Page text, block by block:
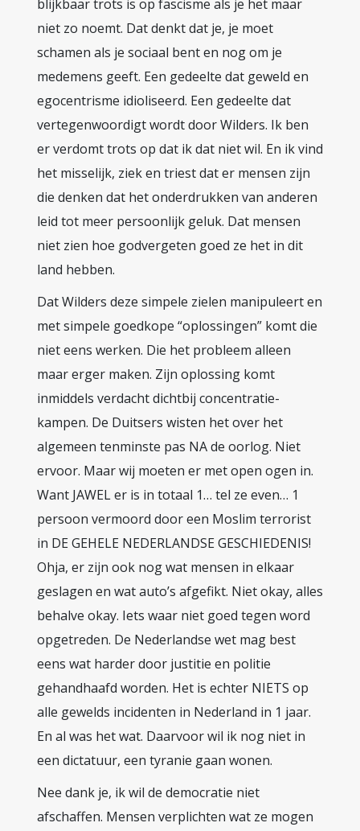
blijkbaar trots is op fascisme als je het maar
niet zo noemt. Dat denkt dat je, je moet
schamen als je sociaal bent en nog om je
medemens geeft. Een gedeelte dat geweld en
egocentrisme idioliseerd. Een gedeelte dat
vertegenwoordigt wordt door Wilders. Ik ben
er verdomt trots op dat ik dat niet wil. En ik vind
het misselijk, ziek en triest dat er mensen zijn
die denken dat het onderdrukken van anderen
leid tot meer persoonlijk geluk. Dat mensen
niet zien hoe godvergeten goed ze het in dit
land hebben.
Dat Wilders deze simpele zielen manipuleert en
met simpele goedkope “oplossingen” komt die
niet eens werken. Die het probleem alleen
maar erger maken. Zijn oplossing komt
inmiddels verdacht dichtbij concentratie-
kampen. De Duitsers wisten het over het
algemeen tenminste pas NA de oorlog. Niet
ervoor. Maar wij moeten er met open ogen in.
Want JAWEL er is in totaal 1… tel ze even… 1
persoon vermoord door een Moslim terrorist
in DE GEHELE NEDERLANDSE GESCHIEDENIS!
Ohja, er zijn ook nog wat mensen in elkaar
geslagen en wat auto’s afgefikt. Niet okay, alles
behalve okay. Iets waar niet goed tegen word
opgetreden. De Nederlandse wet mag best
eens wat harder door justitie en politie
gehandhaafd worden. Het is echter NIETS op
alle gewelds incidenten in Nederland in 1 jaar.
En al was het wat. Daarvoor wil ik nog niet in
een dictatuur, een tyranie gaan wonen.
Nee dank je, ik wil de democratie niet
afschaffen. Mensen verplichten wat ze mogen